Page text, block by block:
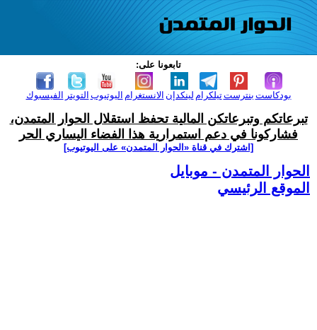
تابعونا على:
الفيسبوك التويتر اليوتيوب الانستغرام لينكدإن تيلكرامبنترست بودكاست
تبرعاتكم وتبرعاتكن المالية تحفظ استقلال الحوار المتمدن،
فشاركونا في دعم استمرارية هذا الفضاء اليساري الحر
[اشترك في قناة ‫«الحوار المتمدن» على اليوتيوب]
الحوار المتمدن - موبايل
الموقع الرئيسي